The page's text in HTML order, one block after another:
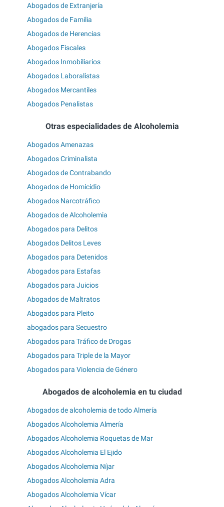
Abogados de Extranjería
Abogados de Familia
Abogados de Herencias
Abogados Fiscales
Abogados Inmobiliarios
Abogados Laboralistas
Abogados Mercantiles
Abogados Penalistas
Otras especialidades de Alcoholemia
Abogados Amenazas
Abogados Criminalista
Abogados de Contrabando
Abogados de Homicidio
Abogados Narcotráfico
Abogados de Alcoholemia
Abogados para Delitos
Abogados Delitos Leves
Abogados para Detenidos
Abogados para Estafas
Abogados para Juicios
Abogados de Maltratos
Abogados para Pleito
abogados para Secuestro
Abogados para Tráfico de Drogas
Abogados para Triple de la Mayor
Abogados para Violencia de Género
Abogados de alcoholemia en tu ciudad
Abogados de alcoholemia de todo Almería
Abogados Alcoholemia Almería
Abogados Alcoholemia Roquetas de Mar
Abogados Alcoholemia El Ejido
Abogados Alcoholemia Níjar
Abogados Alcoholemia Adra
Abogados Alcoholemia Vícar